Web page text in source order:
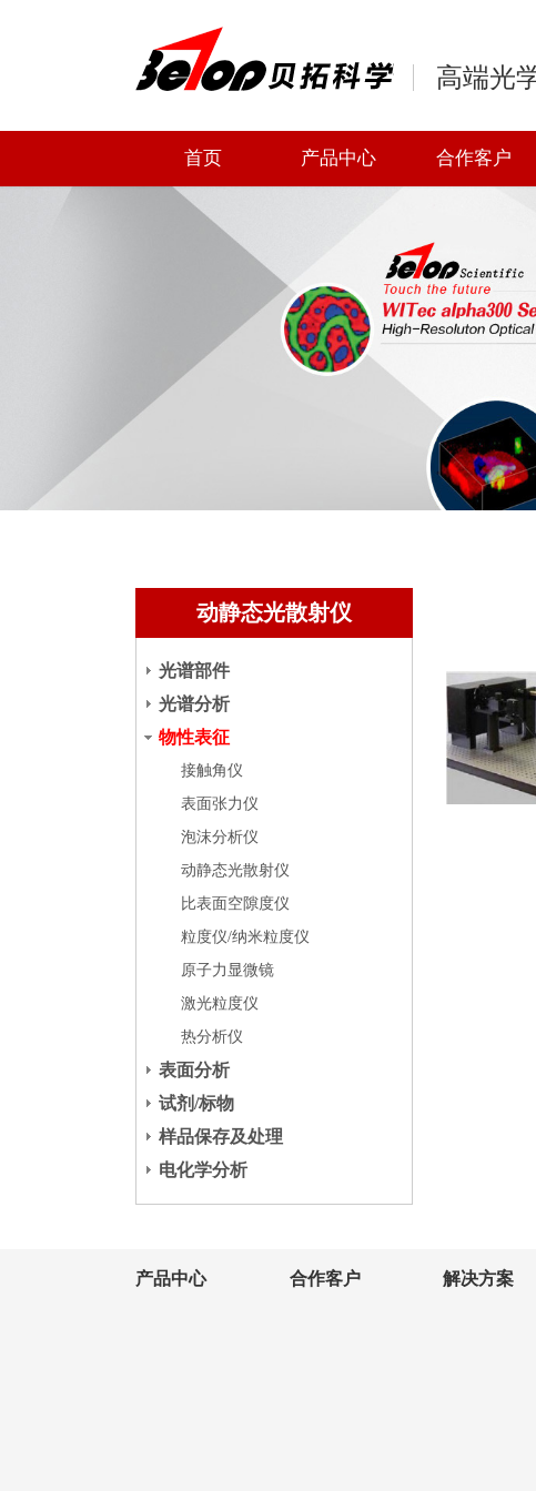
高端光
首页 产品中心 合作客户
动静态光散射仪
光谱部件
光谱分析
物性表征
接触角仪
表面张力仪
泡沫分析仪
动静态光散射仪
比表面空隙度仪
粒度仪/纳米粒度仪
原子力显微镜
激光粒度仪
热分析仪
表面分析
试剂/标物
样品保存及处理
电化学分析
产品中心 合作客户 解决方案